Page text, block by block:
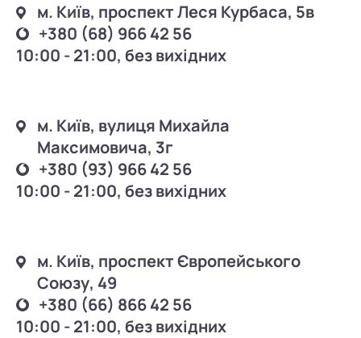
м. Київ, проспект Леся Курбаса, 5в
+380 (68) 966 42 56
10:00 - 21:00, без вихідних
м. Київ, вулиця Михайла
Максимовича, 3г
+380 (93) 966 42 56
10:00 - 21:00, без вихідних
м. Київ, проспект Європейського
Союзу, 49
+380 (66) 866 42 56
10:00 - 21:00, без вихідних